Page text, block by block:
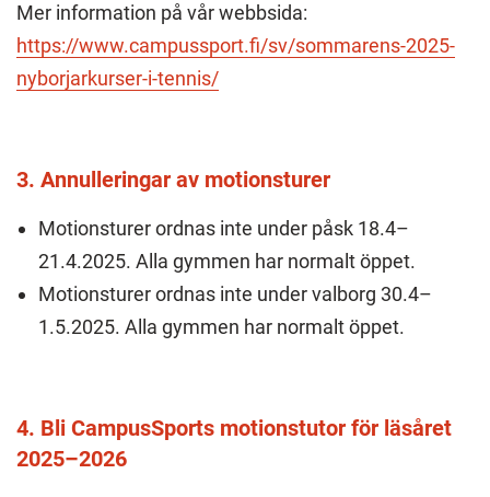
Mer information på vår webbsida:
https://www.campussport.fi/sv/sommarens-2025-
nyborjarkurser-i-tennis/
3. Annulleringar av motionsturer
Motionsturer ordnas inte under påsk 18.4–
21.4.2025. Alla gymmen har normalt öppet.
Motionsturer ordnas inte under valborg 30.4–
1.5.2025. Alla gymmen har normalt öppet.
4. Bli CampusSports motionstutor för läsåret
2025–2026